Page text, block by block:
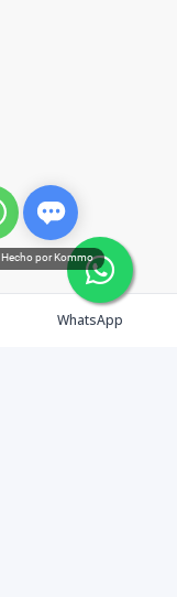
WhatsApp
Hecho por Kommo